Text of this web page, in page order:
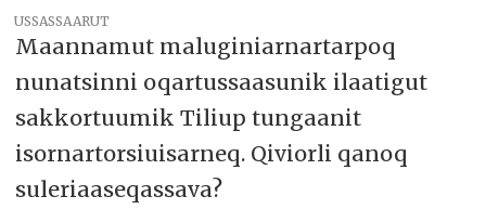
USSASSAARUT
Maannamut maluginiarnartarpoq
nunatsinni oqartussaasunik ilaatigut
sakkortuumik Tiliup tungaanit
isornartorsiuisarneq. Qiviorli qanoq
suleriaaseqassava?